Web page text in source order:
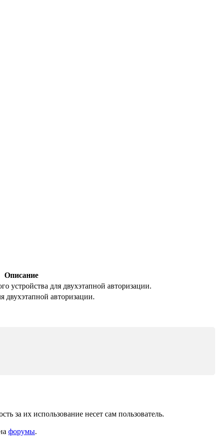
Описание
устройства для двухэтапной авторизации.
авторизации.
за их использование несет сам пользователь.
форумы.